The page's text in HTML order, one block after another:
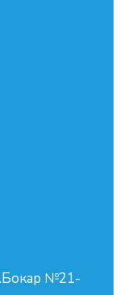
№21-